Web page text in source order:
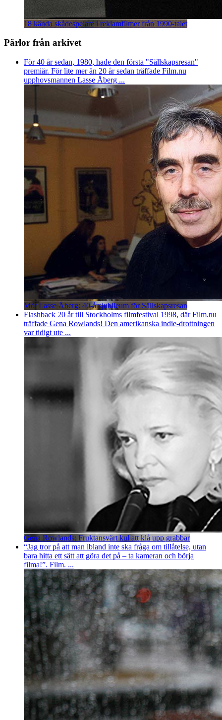
18 kända skådespelare i reklamfilmer från 1990-talet
Pärlor från arkivet
För 40 år sedan, 1980, hade den första "Sällskapsresan"
premiär. För lite mer än 20 år sedan träffade Film.nu
upphovsmannen Lasse Åberg ...
Möt Lasse Åberg: 40-årsjubileum för Sällskapsresan
Flashback 20 år till Stockholms filmfestival 1998, där Film.nu
träffade Gena Rowlands! Den amerikanska indie-drottningen
var tidigt ute ...
Gena Rowlands: Fruktansvärt kul att klå upp grabbar
“Jag tror på att man ibland inte ska fråga om tillåtelse, utan
bara hitta ett sätt att göra det på – ta kameran och börja
filma!”. Film. ...